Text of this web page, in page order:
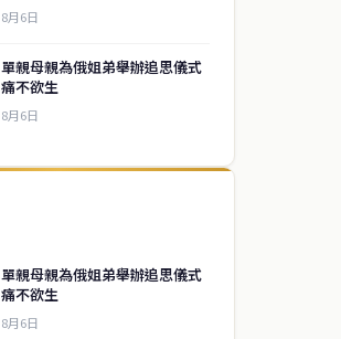
8月6日
單親母親為俄姐弟舉辦追思儀式
痛不欲生
8月6日
單親母親為俄姐弟舉辦追思儀式
痛不欲生
8月6日